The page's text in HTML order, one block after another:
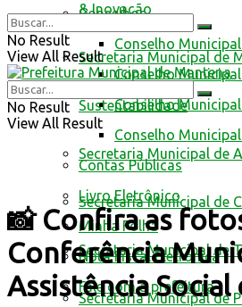
Conselhos
Conselho
Conselho
Conselho
Conselho
Contas Públicas
Livro Eletrônico
Minha Folha
Nota Fiscal Eletrônica
Fale com a prefeitura
& Inovação
Secretaria Municipal de
Sustentabilidade
Secretaria Municipal de
Secretaria Municipal de
Secretaria Municipal de
Secretaria Municipal de
No Result
View All Result
No Result
View All Result
📸 Confira as
Conferência
Assistência